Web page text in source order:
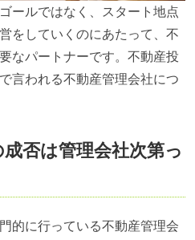
ールではなく、スタート地点
をしていくのにあたって、不
なパートナーです。不動産投
言われる不動産管理会社につ
成否は管理会社次第っ
的に行っている不動産管理会